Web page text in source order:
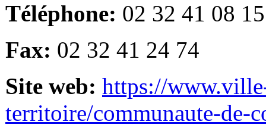
Téléphone: 02 32 41 08 15
Fax: 02 32 41 24 74
Site web: https://
territoire/communaute-de-